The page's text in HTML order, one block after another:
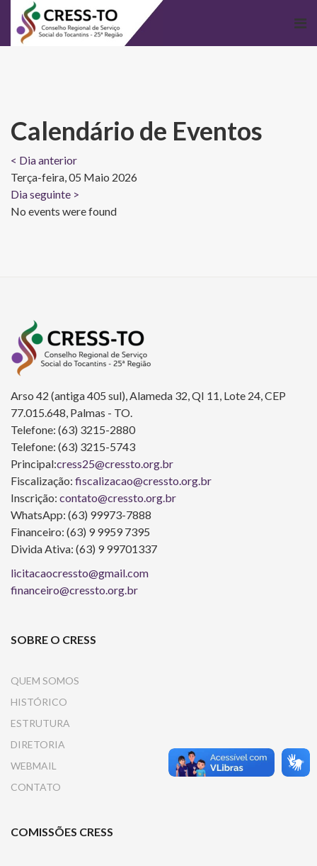
Calendário de Eventos
< Dia anterior
Terça-feira, 05 Maio 2026
Dia seguinte >
No events were found
Arso 42 (antiga 405 sul), Alameda 32, QI 11, Lote 24, CEP
77.015.648, Palmas - TO.
Telefone: (63) 3215-2880
Telefone: (63) 3215-5743
Principal:cress25@cressto.org.br
Fiscalização: fiscalizacao@cressto.org.br
Inscrição: contato@cressto.org.br
WhatsApp: (63) 99973-7888
Financeiro: (63) 9 9959 7395
Divida Ativa: (63) 9 99701337
licitacaocressto@gmail.com
financeiro@cressto.org.br
SOBRE O CRESS
QUEM SOMOS
HISTÓRICO
ESTRUTURA
DIRETORIA
WEBMAIL
CONTATO
COMISSÕES CRESS